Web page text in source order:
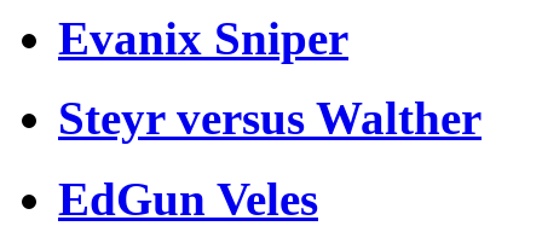
Evanix Sniper
Steyr versus Walther
EdGun Veles